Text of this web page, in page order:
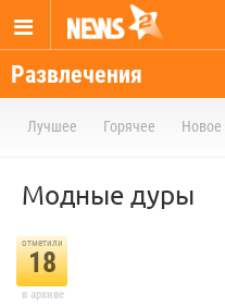
Развлечения
Лучшее Горячее Новое
Модные дуры
отметили
18
в архиве